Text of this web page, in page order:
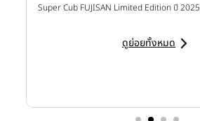
Super Cub FUJISAN Limited Edition ปี 2025
ดูย่อยทั้งหมด